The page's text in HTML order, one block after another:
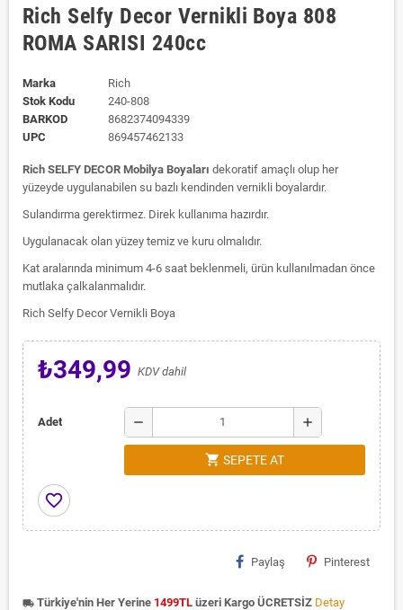
Rich Selfy Decor Vernikli Boya 808
ROMA SARISI 240cc
Marka
Rich
Stok Kodu
240-808
BARKOD
8682374094339
UPC
869457462133
Rich SELFY DECOR Mobilya Boyaları dekoratif amaçlı olup her
yüzeyde uygulanabilen su bazlı kendinden vernikli boyalardır.
Sulandırma gerektirmez. Direk kullanıma hazırdır.
Uygulanacak olan yüzey temiz ve kuru olmalıdır.
Kat aralarında minimum 4-6 saat beklenmeli, ürün kullanılmadan önce
mutlaka çalkalanmalıdır.
Rich Selfy Decor Vernikli Boya
₺349,99 KDV dahil
Adet remove add
shopping_cart SEPETE AT
favorite_border
Paylaş Pinterest
local_shipping Türkiye'nin Her Yerine 1499TL üzeri Kargo ÜCRETSİZ Detay